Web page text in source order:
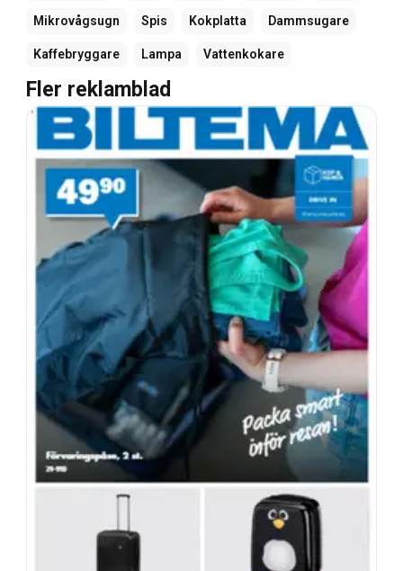
Mikrovågsugn Spis Kokplatta Dammsugare
Kaffebryggare Lampa Vattenkokare
Fler reklamblad